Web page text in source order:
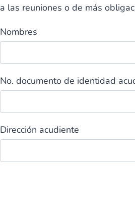
a las reuniones o de más
Nombres
No. documento de identidad
Dirección acudiente